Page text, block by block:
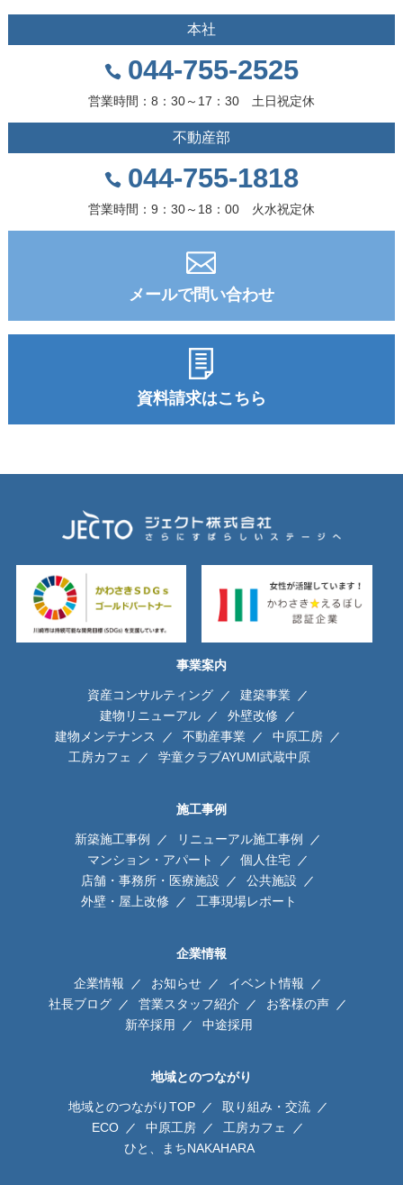
本社
044-755-2525
営業時間：8：30～17：30 土日祝定休
不動産部
044-755-1818
営業時間：9：30～18：00 火水祝定休
メールで問い合わせ
資料請求はこちら
事業案内
資産コンサルティング
建築事業
建物リニューアル
外壁改修
建物メンテナンス
不動産事業
中原工房
工房カフェ
学童クラブAYUMI武蔵中原
施工事例
新築施工事例
リニューアル施工事例
マンション・アパート
個人住宅
店舗・事務所・医療施設
公共施設
外壁・屋上改修
工事現場レポート
企業情報
企業情報 お知らせ
イベント情報
社長ブログ
営業スタッフ紹介
お客様の声
新卒採用
中途採用
地域とのつながり
地域とのつながりTOP
取り組み・交流
ECO
中原工房
工房カフェ
ひと、まちNAKAHARA